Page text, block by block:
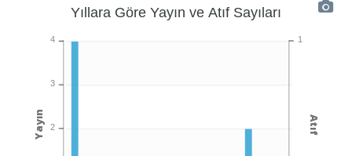
Yıllara Göre Yayın ve Atıf Sayıları
1
Atıf
4
3
2
Yayın